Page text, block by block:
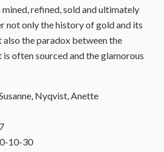
refined, sold and ultimately
not only the history of gold and its
the paradox between the
often sourced and the glamorous
Nyqvist, Anette
10-30